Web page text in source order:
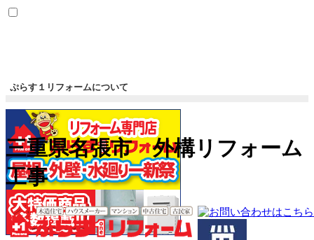
三重県名張市 外構リフォーム
工事
ぷらす１リフォームについて